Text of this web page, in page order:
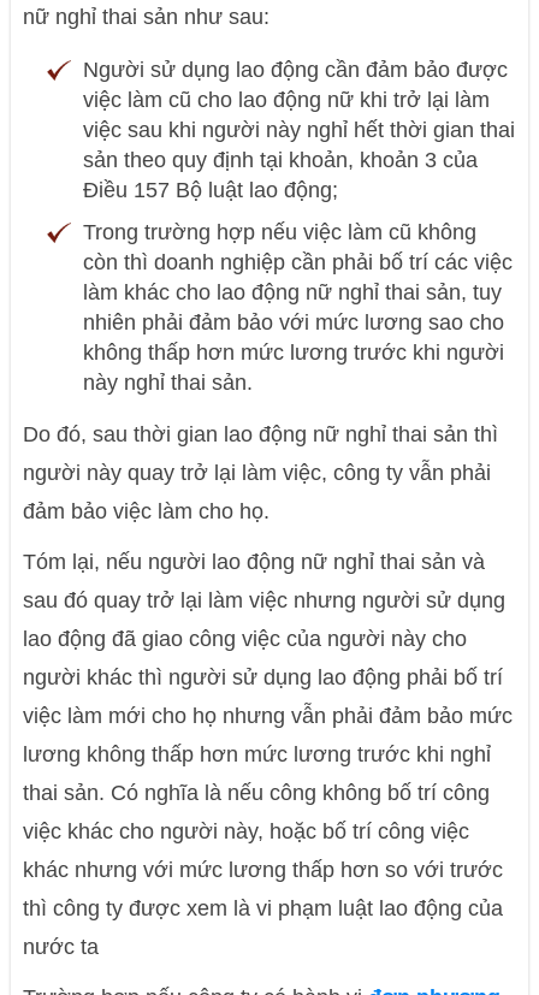
nữ nghỉ thai sản như sau:
Người sử dụng lao động cần đảm bảo được
việc làm cũ cho lao động nữ khi trở lại làm
việc sau khi người này nghỉ hết thời gian thai
sản theo quy định tại khoản, khoản 3 của
Điều 157 Bộ luật lao động;
Trong trường hợp nếu việc làm cũ không
còn thì doanh nghiệp cần phải bố trí các việc
làm khác cho lao động nữ nghỉ thai sản, tuy
nhiên phải đảm bảo với mức lương sao cho
không thấp hơn mức lương trước khi người
này nghỉ thai sản.
Do đó, sau thời gian lao động nữ nghỉ thai sản thì
người này quay trở lại làm việc, công ty vẫn phải
đảm bảo việc làm cho họ.
Tóm lại, nếu người lao động nữ nghỉ thai sản và
sau đó quay trở lại làm việc nhưng người sử dụng
lao động đã giao công việc của người này cho
người khác thì người sử dụng lao động phải bố trí
việc làm mới cho họ nhưng vẫn phải đảm bảo mức
lương không thấp hơn mức lương trước khi nghỉ
thai sản. Có nghĩa là nếu công không bố trí công
việc khác cho người này, hoặc bố trí công việc
khác nhưng với mức lương thấp hơn so với trước
thì công ty được xem là vi phạm luật lao động của
nước ta